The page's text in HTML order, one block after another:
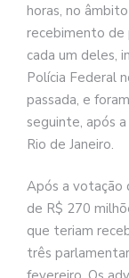
horas, no
recebimento de
cada um deles,
Polícia Federal
passada, e
seguinte, após
Rio de Janeiro.
Após a votação
de R$ 270
que teriam
três